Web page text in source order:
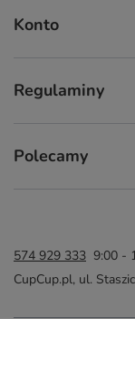
Konto
Regulaminy
Polecamy
574 929 333 9:00 -
CupCup.pl, ul.